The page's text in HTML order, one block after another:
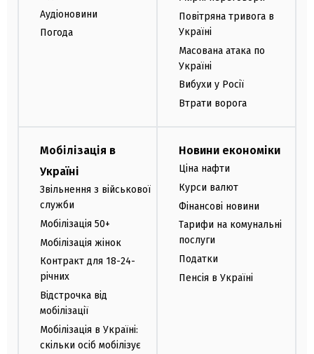
Аудіоновини
Погода
Повітряна тривога в
Україні
Масована атака по
Україні
Вибухи у Росії
Втрати ворога
Мобілізація в
Україні
Звільнення з військової
служби
Мобілізація 50+
Мобілізація жінок
Контракт для 18-24-
річних
Відстрочка від
мобілізації
Мобілізація в Україні:
скільки осіб мобілізує
Новини економіки
Ціна нафти
Курси валют
Фінансові новини
Тарифи на комунальні
послуги
Податки
Пенсія в Україні